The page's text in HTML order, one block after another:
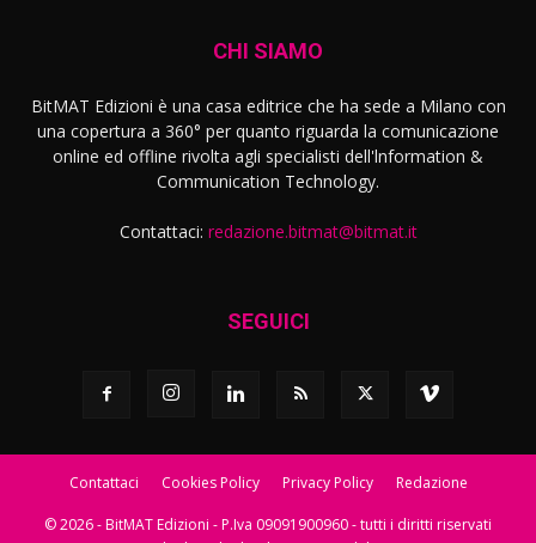
CHI SIAMO
BitMAT Edizioni è una casa editrice che ha sede a Milano con
una copertura a 360° per quanto riguarda la comunicazione
online ed offline rivolta agli specialisti dell'lnformation &
Communication Technology.
Contattaci: redazione.bitmat@bitmat.it
SEGUICI
Contattaci Cookies Policy Privacy Policy Redazione
© 2026 - BitMAT Edizioni - P.Iva 09091900960 - tutti i diritti riservati